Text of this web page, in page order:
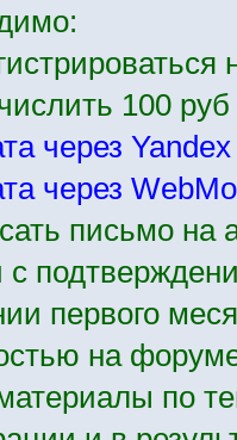
100
через
через
письмо на
с
первого
на
по